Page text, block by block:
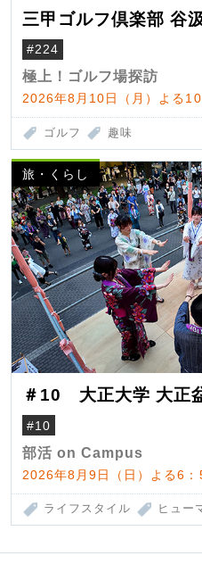
三甲ゴルフ倶楽部 谷
#224
極上！ゴルフ場探訪
2026年8月10日（月）よる
ゴルフ 趣味
旅・くらし
＃10 大正大学 大正
#10
部活 on Campus
2026年8月9日（日）よる6
ライフスタイル ヒュー